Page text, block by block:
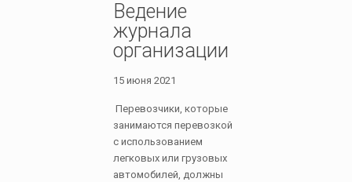
Ведение
журнала
организации
15 июня 2021
Перевозчики, которые
занимаются перевозкой
с использованием
легковых или грузовых
автомобилей, должны